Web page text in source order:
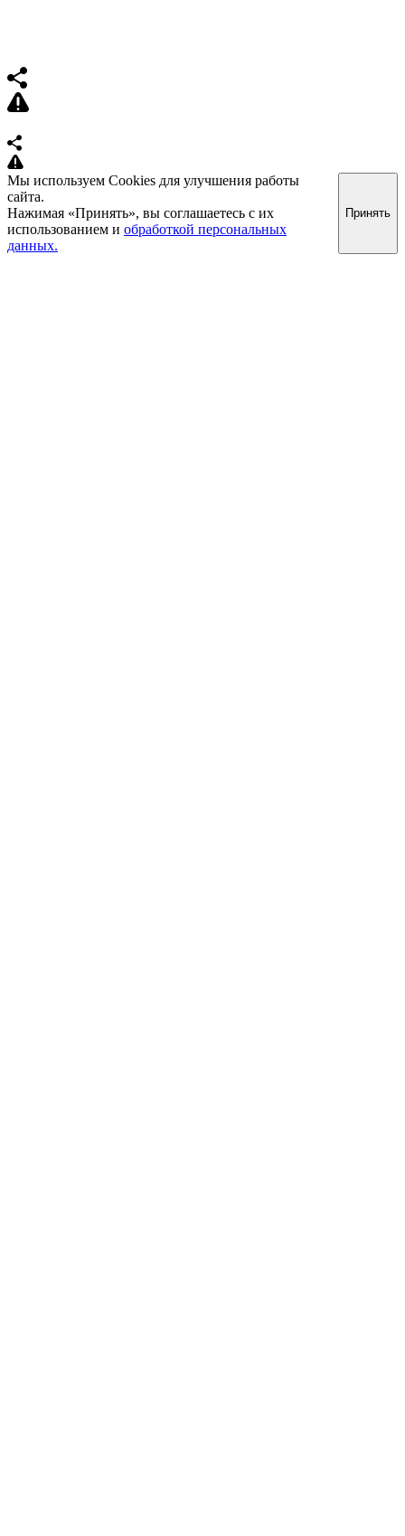
Мы используем Cookies для улучшения работы
сайта.
Нажимая «Принять», вы соглашаетесь с их
использованием и обработкой персональных
данных.
Принять